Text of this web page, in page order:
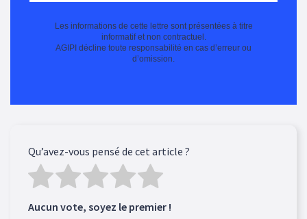
Les informations de cette lettre sont présentées à titre
informatif et non contractuel.
AGIPI décline toute responsabilité en cas d’erreur ou
d’omission.
Qu’avez-vous pensé de cet article ?
Aucun vote, soyez le premier !